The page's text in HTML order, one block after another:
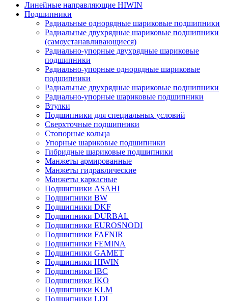
Линейные направляющие HIWIN
Подшипники
Радиальные однорядные шариковые подшипники
Радиальные двухрядные шариковые подшипники
(самоустанавливающиеся)
Радиально-упорные двухрядные шариковые
подшипники
Радиально-упорные однорядные шариковые
подшипники
Радиальные двухрядные шариковые подшипники
Радиально-упорные шариковые подшипники
Втулки
Подшипники для специальных условий
Сверхточные подшипники
Стопорные кольца
Упорные шариковые подшипники
Гибридные шариковые подшипники
Манжеты армированные
Манжеты гидравлические
Манжеты каркасные
Подшипники ASAHI
Подшипники BW
Подшипники DKF
Подшипники DURBAL
Подшипники EUROSNODI
Подшипники FAFNIR
Подшипники FEMINA
Подшипники GAMET
Подшипники HIWIN
Подшипники IBC
Подшипники IKO
Подшипники KLM
Подшипники LDI